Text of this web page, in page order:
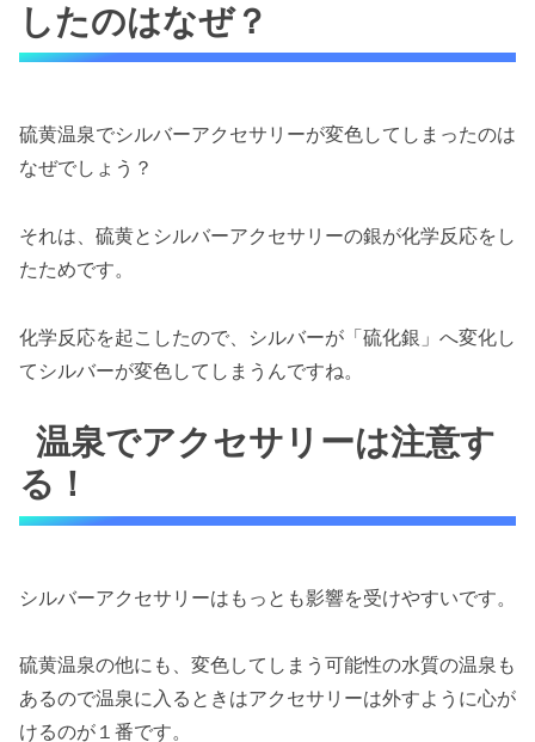
したのはなぜ？
硫黄温泉でシルバーアクセサリーが変色してしまったのは
なぜでしょう？
それは、硫黄とシルバーアクセサリーの銀が化学反応をし
たためです。
化学反応を起こしたので、シルバーが「硫化銀」へ変化し
てシルバーが変色してしまうんですね。
温泉でアクセサリーは注意す
る！
シルバーアクセサリーはもっとも影響を受けやすいです。
硫黄温泉の他にも、変色してしまう可能性の水質の温泉も
あるので温泉に入るときはアクセサリーは外すように心が
けるのが１番です。